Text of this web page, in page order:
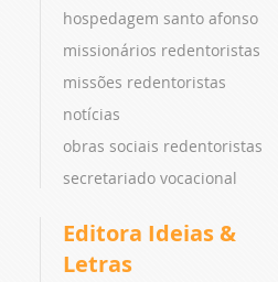
hospedagem santo afonso
missionários redentoristas
missões redentoristas
notícias
obras sociais redentoristas
secretariado vocacional
Editora Ideias &
Letras